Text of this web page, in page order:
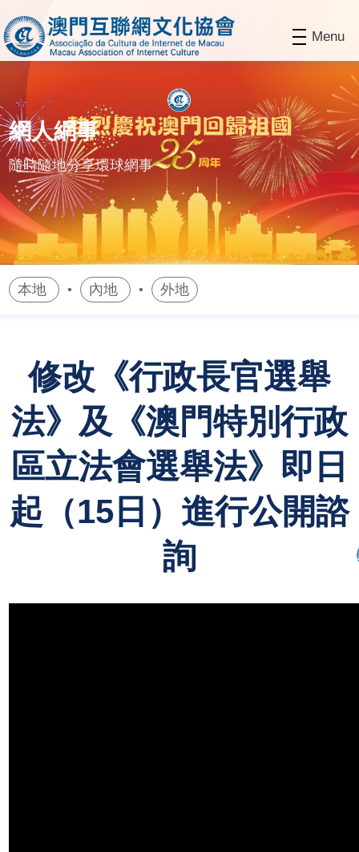
Menu
網人網事
隨時隨地分享環球網事
本地 • 內地 • 外地
修改《行政長官選舉
法》及《澳門特別行政
區立法會選舉法》即日
起（15日）進行公開諮
詢